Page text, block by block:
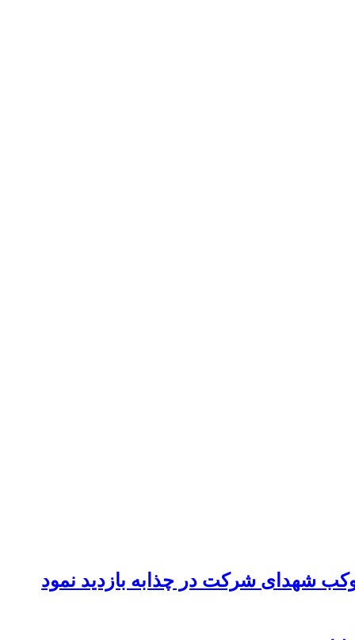
شهدای شرکت در چذابه بازدید نمود